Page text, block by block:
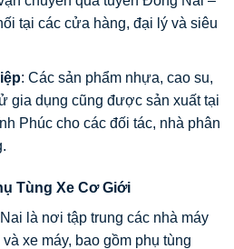
tại các cửa hàng, đại lý và siêu
: Các sản phẩm nhựa, cao su,
gia dụng cũng được sản xuất tại
Phúc cho các đối tác, nhà phân
Tùng Xe Cơ Giới
là nơi tập trung các nhà máy
xe máy, bao gồm phụ tùng